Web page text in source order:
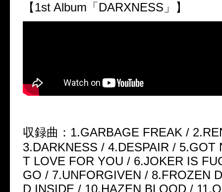
【1st Album「DARXNESS」】
収録曲：1.GARBAGE FREAK /
3.DARKNESS / 4.DESPAIR / 5.GOT
T LOVE FOR YOU / 6.JOKER IS
GO / 7.UNFORGIVEN / 8.FROZEN
D INSIDE / 10.HAZEN BLOOD /